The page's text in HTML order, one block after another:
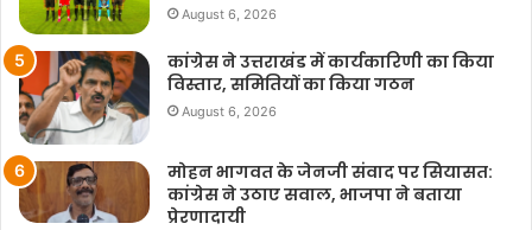
August 6, 2026
कांग्रेस ने उत्तराखंड में कार्यकारिणी का किया
विस्तार, समितियों का किया गठन
August 6, 2026
मोहन भागवत के जेनजी संवाद पर सियासत:
कांग्रेस ने उठाए सवाल, भाजपा ने बताया
प्रेरणादायी